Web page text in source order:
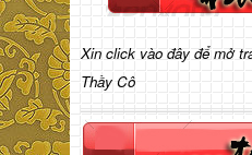
Xin click vào đây để mở
Thầy Cô